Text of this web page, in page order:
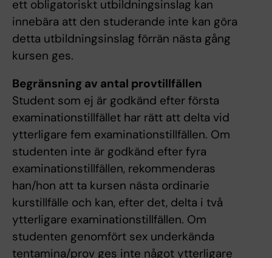
ett obligatoriskt utbildningsinslag kan
innebära att den studerande inte kan göra
detta utbildningsinslag förrän nästa gång
kursen ges.
Begränsning av antal provtillfällen
Student som ej är godkänd efter första
examinationstillfället har rätt att delta vid
ytterligare fem examinationstillfällen. Om
studenten inte är godkänd efter fyra
examinationstillfällen, rekommenderas
han/hon att ta kursen nästa ordinarie
kurstillfälle och kan, efter det, delta i två
ytterligare examinationstillfällen. Om
studenten genomfört sex underkända
tentamina/prov ges inte något ytterligare